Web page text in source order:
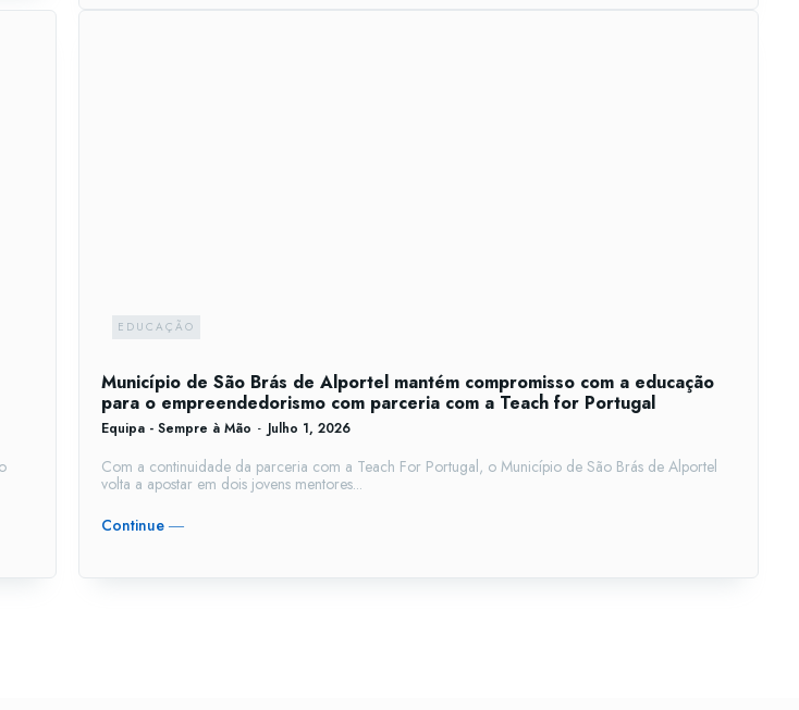
EDUCAÇÃO
Município de São Brás de Alportel mantém compromisso com a educação
para o empreendedorismo com parceria com a Teach for Portugal
Equipa - Sempre à Mão - Julho 1, 2026
Com a continuidade da parceria com a Teach For Portugal, o Município de São Brás de Alportel
volta a apostar em dois jovens mentores...
Continue ―